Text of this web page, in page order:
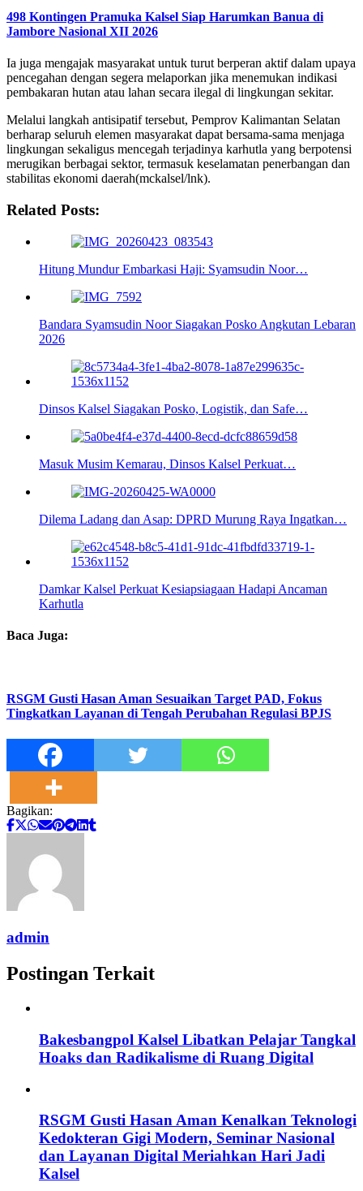
498 Kontingen Pramuka Kalsel Siap Harumkan Banua di
Jambore Nasional XII 2026
Ia juga mengajak masyarakat untuk turut berperan aktif dalam upaya
pencegahan dengan segera melaporkan jika menemukan indikasi
pembakaran hutan atau lahan secara ilegal di lingkungan sekitar.
Melalui langkah antisipatif tersebut, Pemprov Kalimantan Selatan
berharap seluruh elemen masyarakat dapat bersama-sama menjaga
lingkungan sekaligus mencegah terjadinya karhutla yang berpotensi
merugikan berbagai sektor, termasuk keselamatan penerbangan dan
stabilitas ekonomi daerah(mckalsel/lnk).
Related Posts:
Hitung Mundur Embarkasi Haji: Syamsudin Noor…
Bandara Syamsudin Noor Siagakan Posko Angkutan Lebaran
2026
Dinsos Kalsel Siagakan Posko, Logistik, dan Safe…
Masuk Musim Kemarau, Dinsos Kalsel Perkuat…
Dilema Ladang dan Asap: DPRD Murung Raya Ingatkan…
Damkar Kalsel Perkuat Kesiapsiagaan Hadapi Ancaman
Karhutla
Baca Juga:
RSGM Gusti Hasan Aman Sesuaikan Target PAD, Fokus
Tingkatkan Layanan di Tengah Perubahan Regulasi BPJS
Bagikan:
admin
Postingan Terkait
Bakesbangpol Kalsel Libatkan Pelajar Tangkal
Hoaks dan Radikalisme di Ruang Digital
RSGM Gusti Hasan Aman Kenalkan Teknologi
Kedokteran Gigi Modern, Seminar Nasional
dan Layanan Digital Meriahkan Hari Jadi
Kalsel